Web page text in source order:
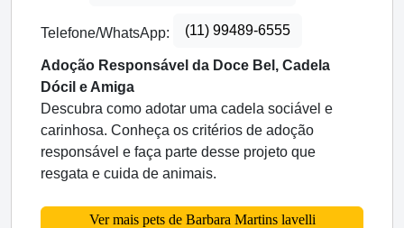
Telefone/WhatsApp: (11) 99489-6555
Adoção Responsável da Doce Bel, Cadela
Dócil e Amiga
Descubra como adotar uma cadela sociável e
carinhosa. Conheça os critérios de adoção
responsável e faça parte desse projeto que
resgata e cuida de animais.
Ver mais pets de Barbara Martins lavelli